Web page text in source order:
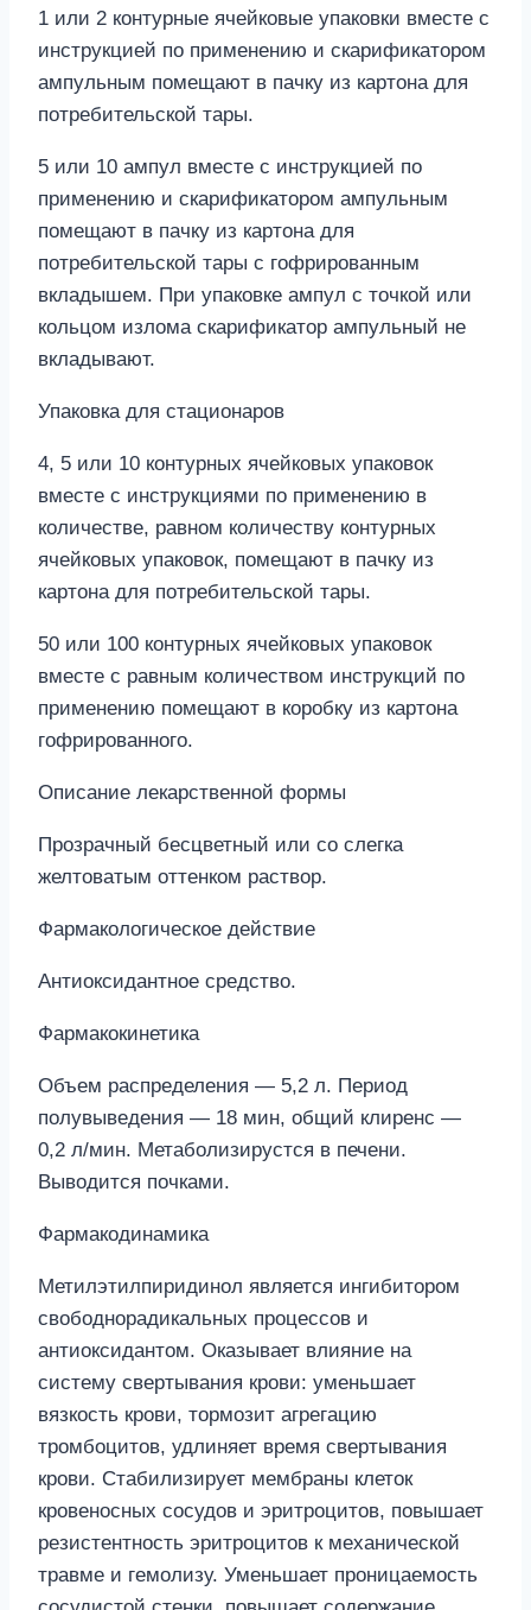
1 или 2 контурные ячейковые упаковки вместе с
инструкцией по применению и скарификатором
ампульным помещают в пачку из картона для
потребительской тары.
5 или 10 ампул вместе с инструкцией по
применению и скарификатором ампульным
помещают в пачку из картона для
потребительской тары с гофрированным
вкладышем. При упаковке ампул с точкой или
кольцом излома скарификатор ампульный не
вкладывают.
Упаковка для стационаров
4, 5 или 10 контурных ячейковых упаковок
вместе с инструкциями по применению в
количестве, равном количеству контурных
ячейковых упаковок, помещают в пачку из
картона для потребительской тары.
50 или 100 контурных ячейковых упаковок
вместе с равным количеством инструкций по
применению помещают в коробку из картона
гофрированного.
Описание лекарственной формы
Прозрачный бесцветный или со слегка
желтоватым оттенком раствор.
Фармакологическое действие
Антиоксидантное средство.
Фармакокинетика
Объем распределения — 5,2 л. Период
полувыведения — 18 мин, общий клиренс —
0,2 л/мин. Метаболизирустся в печени.
Выводится почками.
Фармакодинамика
Метилэтилпиридинол является ингибитором
свободнорадикальных процессов и
антиоксидантом. Оказывает влияние на
систему свертывания крови: уменьшает
вязкость крови, тормозит агрегацию
тромбоцитов, удлиняет время свертывания
крови. Стабилизирует мембраны клеток
кровеносных сосудов и эритроцитов, повышает
резистентность эритроцитов к механической
травме и гемолизу. Уменьшает проницаемость